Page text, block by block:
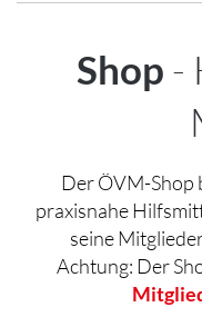
Shop -
Der ÖVM-Shop
praxisnahe
seine
Achtung: Der